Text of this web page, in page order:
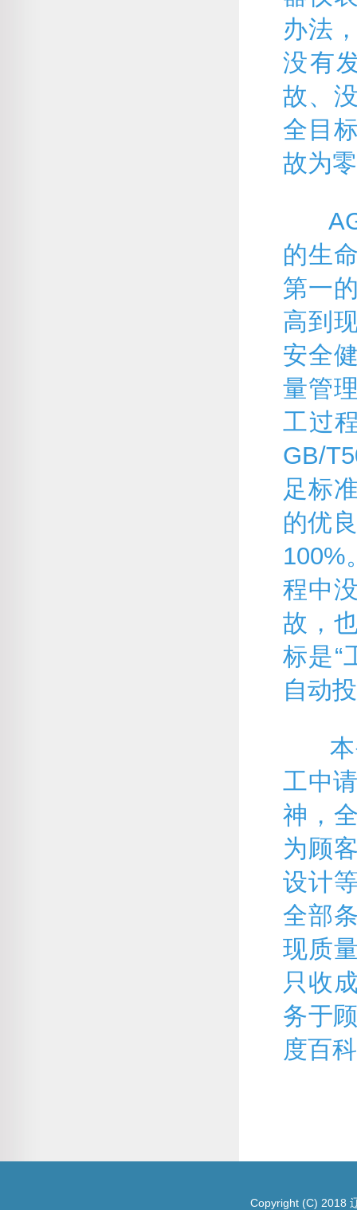
办法
没有
故、
全目
故为
AG
的生
第一
高到
安全
量管
工过
GB/
足标
的优
100%
程中
故，
标是“
自动
本公
工中
神，
为顾
设计
全部条
现质
只收
务于
度百
Copyright (C) 2018 辽